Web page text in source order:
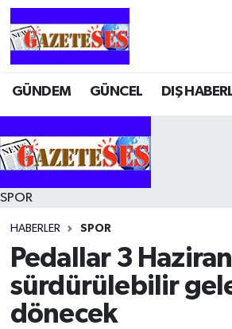
GÜNDEM GÜNCEL DIŞ
SPOR
HABERLER SPOR
Pedallar 3
sürdürülebilir
dönecek